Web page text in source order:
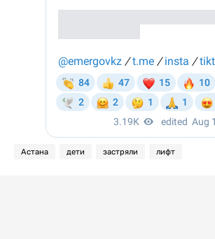
Астана дети застряли лифт